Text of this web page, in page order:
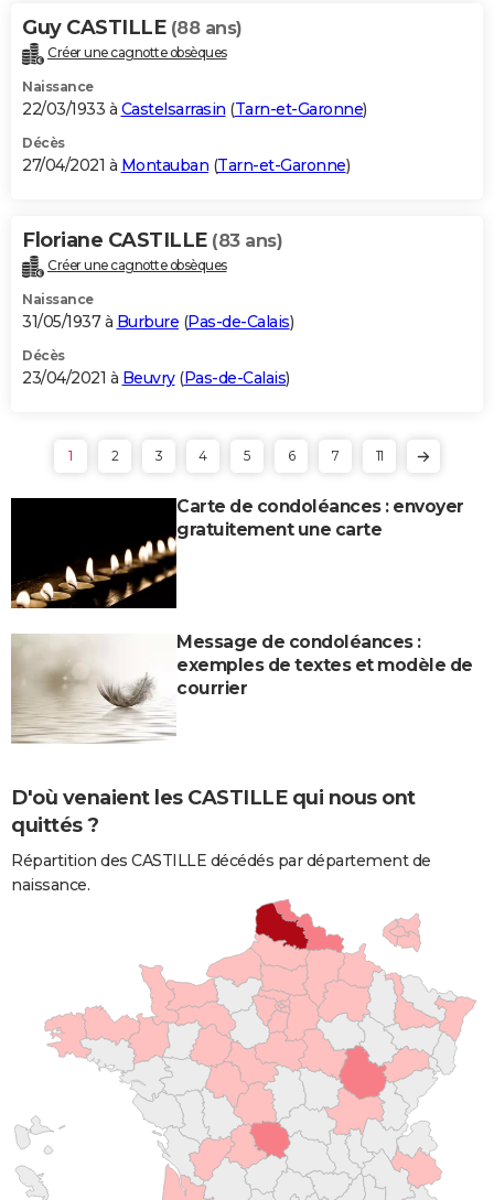
Guy CASTILLE (88 ans)
Créer une cagnotte obsèques
Naissance
22/03/1933 à Castelsarrasin (Tarn-et-Garonne)
Décès
27/04/2021 à Montauban (Tarn-et-Garonne)
Floriane CASTILLE (83 ans)
Créer une cagnotte obsèques
Naissance
31/05/1937 à Burbure (Pas-de-Calais)
Décès
23/04/2021 à Beuvry(Pas-de-Calais)
1 2 3 4 5 6 7 11
Carte de condoléances : envoyer
gratuitement une carte
Message de condoléances :
exemples de textes et modèle de
courrier
D'où venaient les CASTILLE qui nous ont
quittés ?
Répartition des CASTILLE décédés par département de
naissance.